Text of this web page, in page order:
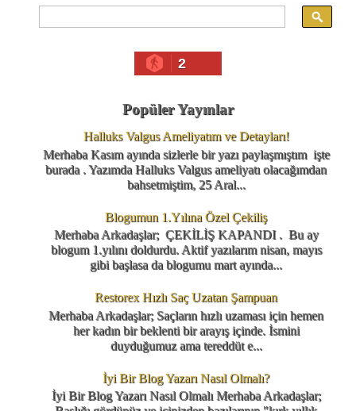
2
Popüler Yayınlar
Halluks Valgus Ameliyatım ve Detayları!
Merhaba Kasım ayında sizlerle bir yazı paylaşmıştım işte
burada . Yazımda Halluks Valgus ameliyatı olacağımdan
bahsetmiştim, 25 Aral...
Blogumun 1.Yılına Özel Çekiliş
Merhaba Arkadaşlar; ÇEKİLİŞ KAPANDI . Bu ay
blogum 1.yılını doldurdu. Aktif yazılarım nisan, mayıs
gibi başlasa da blogumu mart ayında...
Restorex Hızlı Saç Uzatan Şampuan
Merhaba Arkadaşlar; Saçların hızlı uzaması için hemen
her kadın bir beklenti bir arayış içinde. İsmini
duyduğumuz ama tereddüt e...
İyi Bir Blog Yazarı Nasıl Olmalı?
İyi Bir Blog Yazarı Nasıl Olmalı Merhaba Arkadaşlar;